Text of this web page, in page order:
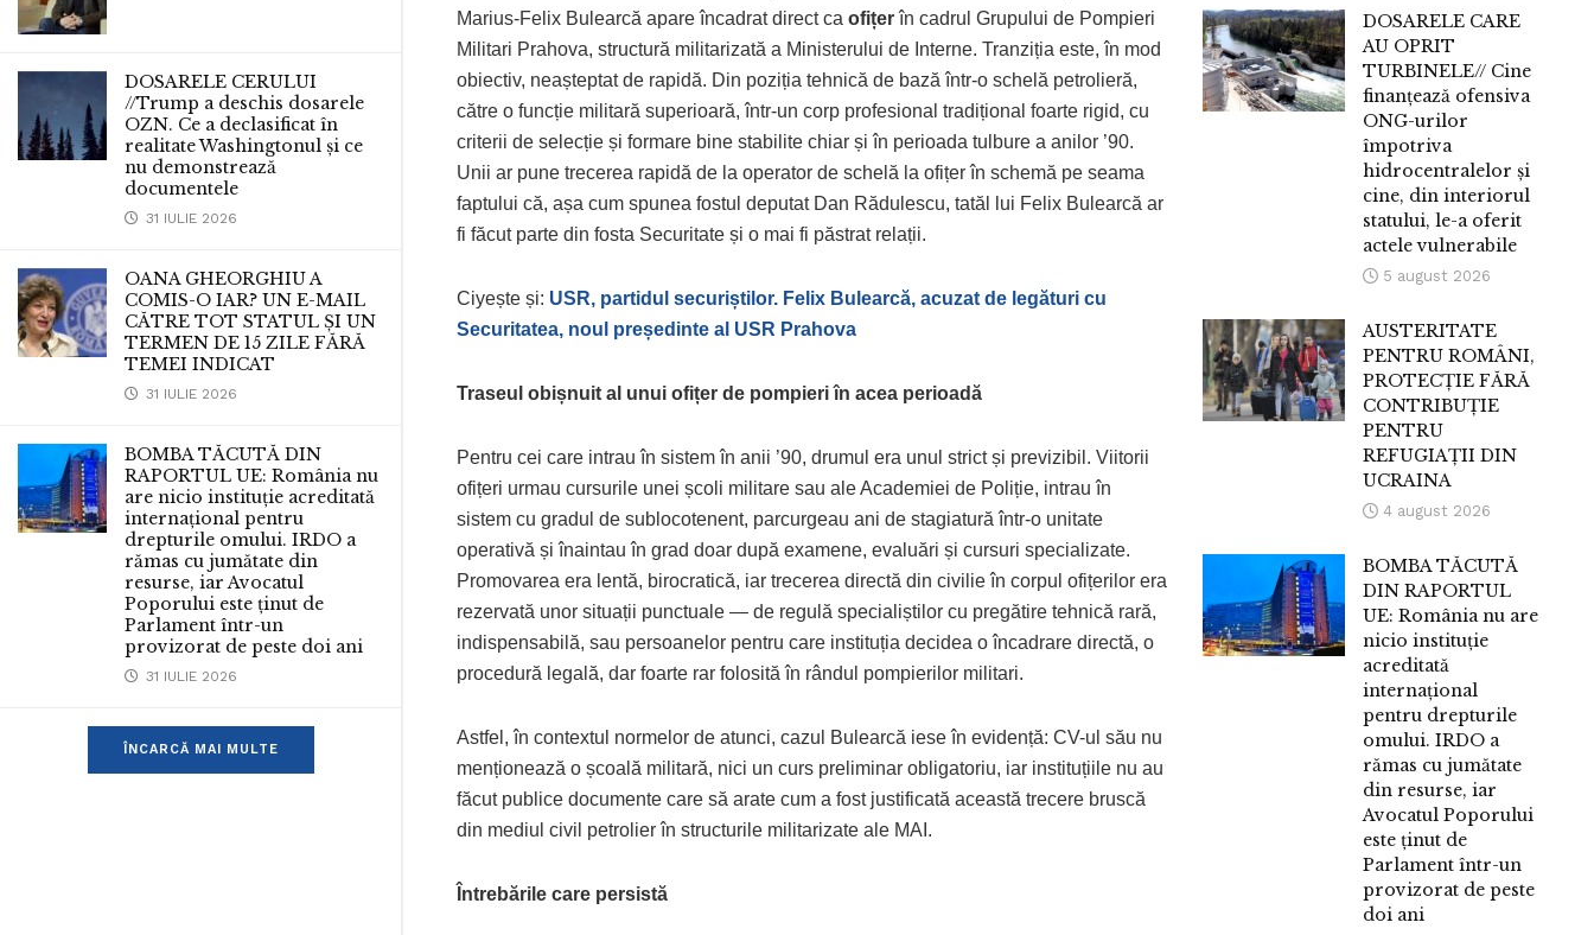
DOSARELE CERULUI
//Trump a deschis dosarele
OZN. Ce a declasificat în
realitate Washingtonul și ce
nu demonstrează
documentele
31 IULIE 2026
OANA GHEORGHIU A
COMIS-O IAR? UN E-MAIL
CĂTRE TOT STATUL ȘI UN
TERMEN DE 15 ZILE FĂRĂ
TEMEI INDICAT
31 IULIE 2026
BOMBA TĂCUTĂ DIN
RAPORTUL UE: România nu
are nicio instituție acreditată
internațional pentru
drepturile omului. IRDO a
rămas cu jumătate din
resurse, iar Avocatul
Poporului este ținut de
Parlament într-un
provizorat de peste doi ani
31 IULIE 2026
ÎNCARCĂ MAI MULTE
Marius-Felix Bulearcă apare încadrat direct ca ofițerîn cadrul Grupului de Pompieri
Militari Prahova, structură militarizată a Ministerului de Interne. Tranziția este, în mod
obiectiv, neașteptat de rapidă. Din poziția tehnică de bază într-o schelă petrolieră,
către o funcție militară superioară, într-un corp profesional tradițional foarte rigid, cu
criterii de selecție și formare bine stabilite chiar și în perioada tulbure a anilor ’90.
Unii ar pune trecerea rapidă de la operator de schelă la ofițer în schemă pe seama
faptului că, așa cum spunea fostul deputat Dan Rădulescu, tatăl lui Felix Bulearcă ar
fi făcut parte din fosta Securitate și o mai fi păstrat relații.
Ciyește și: USR, partidul securiștilor. Felix Bulearcă, acuzat de legături cu
Securitatea, noul președinte al USR Prahova
Traseul obișnuit al unui ofițer de pompieri în acea perioadă
Pentru cei care intrau în sistem în anii ’90, drumul era unul strict și previzibil. Viitorii
ofițeri urmau cursurile unei școli militare sau ale Academiei de Poliție, intrau în
sistem cu gradul de sublocotenent, parcurgeau ani de stagiatură într-o unitate
operativă și înaintau în grad doar după examene, evaluări și cursuri specializate.
Promovarea era lentă, birocratică, iar trecerea directă din civilie în corpul ofițerilor era
rezervată unor situații punctuale — de regulă specialiștilor cu pregătire tehnică rară,
indispensabilă, sau persoanelor pentru care instituția decidea o încadrare directă, o
procedură legală, dar foarte rar folosită în rândul pompierilor militari.
Astfel, în contextul normelor de atunci, cazul Bulearcă iese în evidență: CV-ul său nu
menționează o școală militară, nici un curs preliminar obligatoriu, iar instituțiile nu au
făcut publice documente care să arate cum a fost justificată această trecere bruscă
din mediul civil petrolier în structurile militarizate ale MAI.
Întrebările care persistă
DOSARELE CARE
AU OPRIT
TURBINELE// Cine
finanțează ofensiva
ONG-urilor
împotriva
hidrocentralelor și
cine, din interiorul
statului, le-a oferit
actele vulnerabile
5 august 2026
AUSTERITATE
PENTRU ROMÂNI,
PROTECȚIE FĂRĂ
CONTRIBUȚIE
PENTRU
REFUGIAȚII DIN
UCRAINA
4 august 2026
BOMBA TĂCUTĂ
DIN RAPORTUL
UE: România nu are
nicio instituție
acreditată
internațional
pentru drepturile
omului. IRDO a
rămas cu jumătate
din resurse, iar
Avocatul Poporului
este ținut de
Parlament într-un
provizorat de peste
doi ani